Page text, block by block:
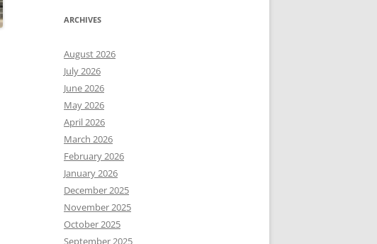
ARCHIVES
August 2026
July 2026
June 2026
May 2026
April 2026
March 2026
February 2026
January 2026
December 2025
November 2025
October 2025
September 2025